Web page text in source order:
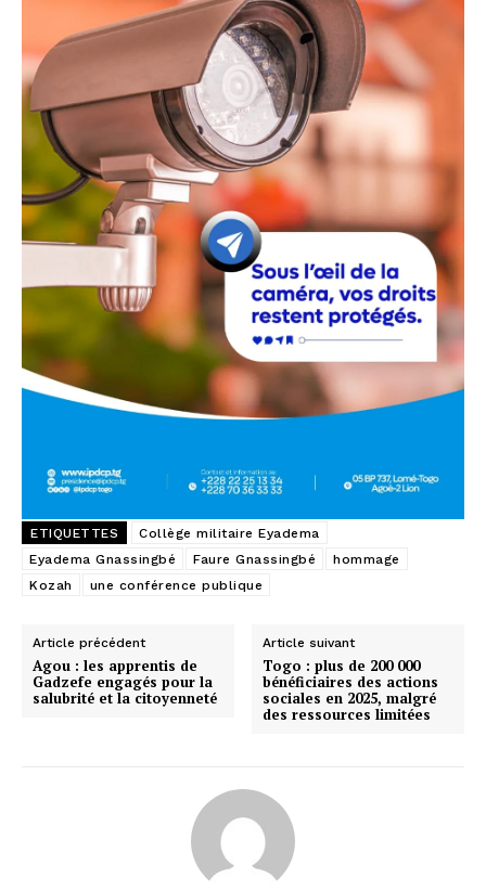
ETIQUETTES
Collège militaire Eyadema
Eyadema Gnassingbé
Faure Gnassingbé
hommage
Kozah
une conférence publique
Article précédent
Agou : les apprentis de
Gadzefe engagés pour la
salubrité et la citoyenneté
Article suivant
Togo : plus de 200 000
bénéficiaires des actions
sociales en 2025, malgré
des ressources limitées